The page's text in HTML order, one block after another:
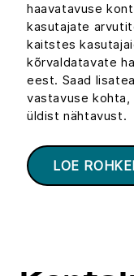
haavatavuse
kasutajate
kaitstes
kõrvaldatavate
eest. Saad
vastavuse kohta,
üldist nähtavust.
LOE